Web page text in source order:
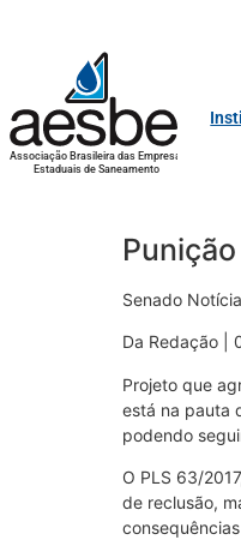
Associação Brasileira das Empresas
Estaduais de Saneamento
Senado
Da Redação |
Projeto que
está na pauta
podendo
O PLS 63/
de reclusão,